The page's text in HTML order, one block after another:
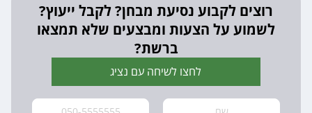
רוצים לקבוע נסיעת מבחן? לקבל ייעוץ?
לשמוע על הצעות ומבצעים שלא תמצאו
ברשת?
לחצו לשיחה עם נציג